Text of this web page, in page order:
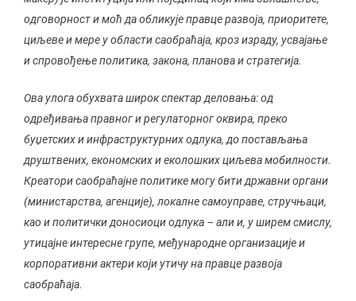
одговорност и моћ да обликује правце развоја, приоритете,
циљеве и мере у области саобраћаја, кроз израду, усвајање
и спровођење политика, закона, планова и стратегија.
Ова улога обухвата широк спектар деловања: од
одређивања правног и регулаторног оквира, преко
буџетских и инфраструктурних одлука, до постављања
друштвених, економских и еколошких циљева мобилности.
Креатори саобраћајне политике могу бити државни органи
(министарства, агенције), локалне самоуправе, стручњаци,
као и политички доносиоци одлука – али и, у ширем смислу,
утицајне интересне групе, међународне организације и
корпоративни актери који утичу на правце развоја
саобраћаја.